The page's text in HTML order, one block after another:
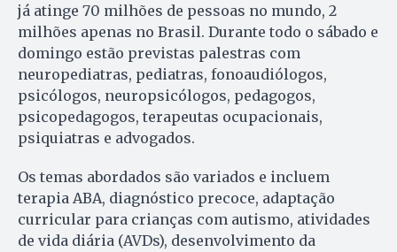
já atinge 70 milhões de pessoas no mundo, 2
milhões apenas no Brasil. Durante todo o sábado e
domingo estão previstas palestras com
neuropediatras, pediatras, fonoaudiólogos,
psicólogos, neuropsicólogos, pedagogos,
psicopedagogos, terapeutas ocupacionais,
psiquiatras e advogados.
Os temas abordados são variados e incluem
terapia ABA, diagnóstico precoce, adaptação
curricular para crianças com autismo, atividades
de vida diária (AVDs), desenvolvimento da